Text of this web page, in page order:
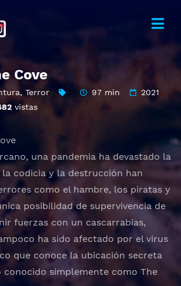
Cove
, Terror 97 min
2021
vistas
una pandemia ha devastado la
codicia y la destrucción han
como el hambre, los piratas y
posibilidad de supervivencia de
fuerzas con un cascarrabias,
ha sido afectado por el virus
que conoce la ubicación secreta
conocido simplemente como The